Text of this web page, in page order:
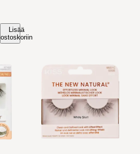
Lisää
ostoskoriin